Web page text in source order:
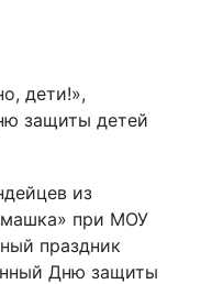
из
при МОУ
праздник
Дню защиты